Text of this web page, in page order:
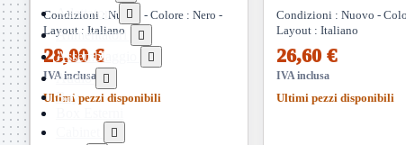
Adattatore 
Alimentatori 
Assemblaggio 
Audio 
Bay

Condizioni : Nuovo - Colore : Nero -
Layout : Italiano
28,00 €
IVA inclusa
Ultimi pezzi disponibili
Condizioni : Nuovo -
Layout : Italiano
26,60 €
IVA inclusa
Ultimi pezzi disponibili